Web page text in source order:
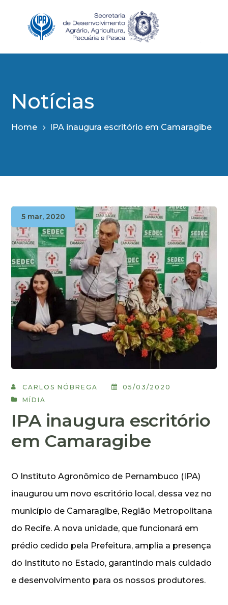
Notícias
Home IPA inaugura escritório em Camaragibe
5 mar, 2020
CARLOS NÓBREGA
05/03/2020
MÍDIA
IPA inaugura escritório
em Camaragibe
O Instituto Agronômico de Pernambuco (IPA)
inaugurou um novo escritório local, dessa vez no
município de Camaragibe, Região Metropolitana
do Recife. A nova unidade, que funcionará em
prédio cedido pela Prefeitura, amplia a presença
do Instituto no Estado, garantindo mais cuidado
e desenvolvimento para os nossos produtores.